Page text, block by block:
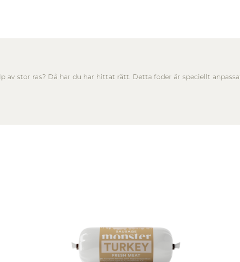
av stor ras? Då har du har hittat rätt. Detta foder är speciellt